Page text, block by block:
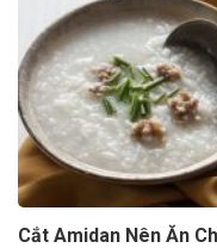
Cắt Amidan Nên Ăn